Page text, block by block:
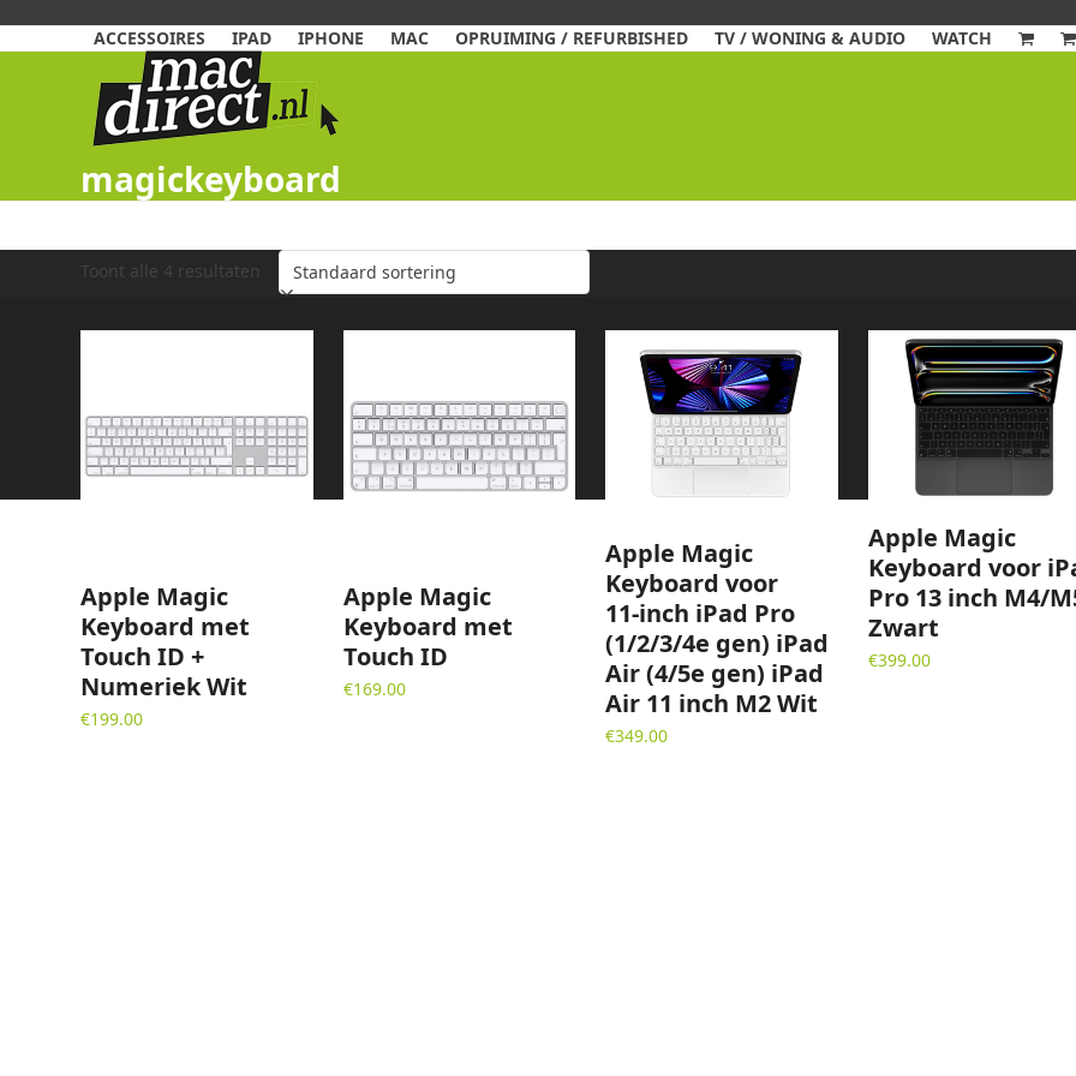
ACCESSOIRES
IPAD IPHONE MAC OPRUIMING / REFURBISHED TV / WONING & AUDIO WATCH
magickeyboard
Toont alle 4 resultaten
Apple Magic
Keyboard met
Touch ID +
Numeriek Wit
€199.00
Apple Magic
Keyboard met
Touch ID
€169.00
Apple Magic
Keyboard voor
11‑inch iPad Pro
(1/2/3/4e gen) iPad
Air (4/5e gen) iPad
Air 11 inch M2 Wit
€349.00
Apple Magic
Keyboard voor
Pro 13 inch M4/
Zwart
€399.00